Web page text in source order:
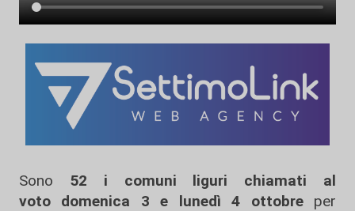
Sono 52 i comuni liguri chiamati al
voto domenica 3 e lunedì 4 ottobreper